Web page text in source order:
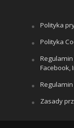
Polityka
Polityka
Facebook,
Zasady